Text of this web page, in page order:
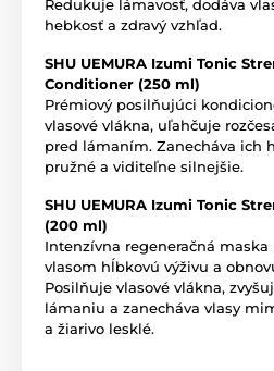
Redukuje lámavosť, dodáva
hebkosť a zdravý vzhľad.
SHU UEMURA Izumi Tonic
Conditioner (250 ml)
Prémiový posilňujúci
vlasové vlákna, uľahčuje
pred lámaním. Zanecháva ich
pružné a viditeľne silnejšie.
SHU UEMURA Izumi Tonic
(200 ml)
Intenzívna regeneračná
vlasom hĺbkovú výživu a
Posilňuje vlasové vlákna,
lámaniu a zanecháva vlasy
a žiarivo lesklé.